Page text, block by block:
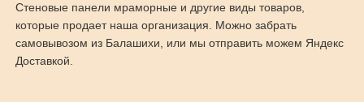
Стеновые панели мраморные и другие виды товаров,
которые продает наша организация. Можно забрать
самовывозом из Балашихи, или мы отправить можем Яндекс
Доставкой.